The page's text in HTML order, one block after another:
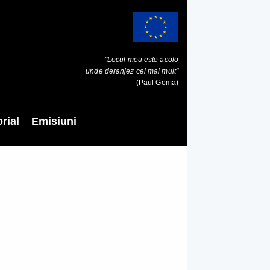
"Locul meu este acolo
unde deranjez cel mai mult"
(Paul Goma)
Emisiuni